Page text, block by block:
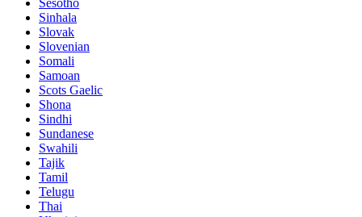
Sesotho
Sinhala
Slovak
Slovenian
Somali
Samoan
Scots Gaelic
Shona
Sindhi
Sundanese
Swahili
Tajik
Tamil
Telugu
Thai